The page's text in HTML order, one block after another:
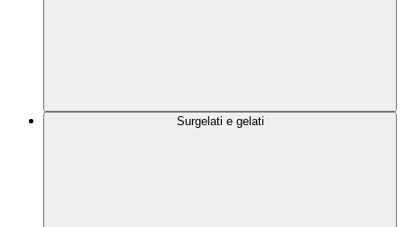
Surgelati e gelati